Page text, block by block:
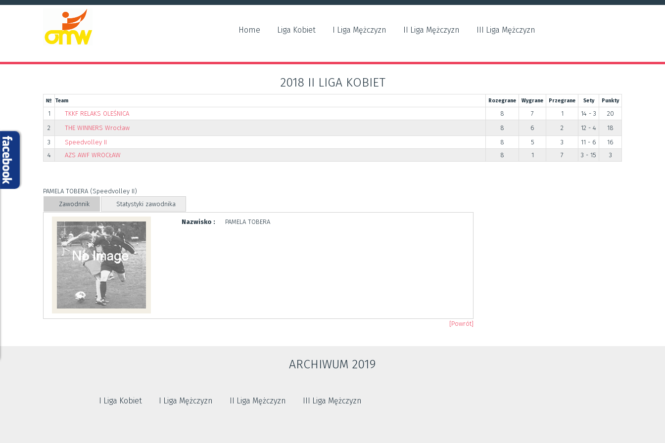
Home Liga Kobiet I Liga Mężczyzn II Liga Mężczyzn III Liga Mężczyzn
2018 II LIGA KOBIET
№ Team Rozegrane Wygrane Przegrane Sety Punkty
1 TKKF RELAKS OLEŚNICA 8 7 1 14 - 3
20
2
THE WINNERS Wrocław 8 6 2 12 - 4
18
3
Speedvolley II 8 5 3 11 - 6
16
4
AZS AWF WROCŁAW 8 1 7 3 - 15 3
PAMELA TOBERA (Speedvolley II)
Zawodnnik
Statystyki zawodnika
Nazwisko : PAMELA TOBERA
[Powrót]
ARCHIWUM 2019
I Liga Kobiet I Liga Mężczyzn II Liga Mężczyzn III Liga Mężczyzn